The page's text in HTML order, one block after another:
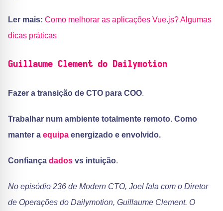
Ler mais: Como melhorar as aplicações Vue.js? Algumas
dicas práticas
Guillaume Clement do Dailymotion
Fazer a transição de CTO para COO.
Trabalhar num ambiente totalmente remoto. Como
manter a equipa energizado e envolvido.
Confiança dados vs intuição.
No episódio 236 de Modern CTO, Joel fala com o Diretor
de Operações do Dailymotion, Guillaume Clement. O